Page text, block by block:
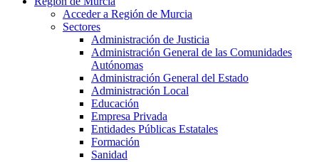
Acceder a Región de Murcia
Sectores
Administración de Justicia
Administración General de las Comunidades
Autónomas
Administración General del Estado
Administración Local
Educación
Empresa Privada
Entidades Públicas Estatales
Formación
Sanidad